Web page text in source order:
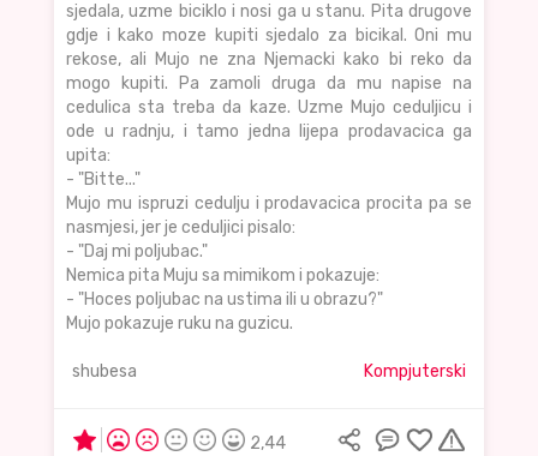
sjedala, uzme biciklo i nosi ga u stanu. Pita drugove
gdje i kako moze kupiti sjedalo za bicikal. Oni mu
rekose, ali Mujo ne zna Njemacki kako bi reko da
mogo kupiti. Pa zamoli druga da mu napise na
cedulica sta treba da kaze. Uzme Mujo ceduljicu i
ode u radnju, i tamo jedna lijepa prodavacica ga
upita:
- "Bitte..."
Mujo mu ispruzi cedulju i prodavacica procita pa se
nasmjesi, jer je ceduljici pisalo:
- "Daj mi poljubac."
Nemica pita Muju sa mimikom i pokazuje:
- "Hoces poljubac na ustima ili u obrazu?"
Mujo pokazuje ruku na guzicu.
shubesa Kompjuterski
2,44